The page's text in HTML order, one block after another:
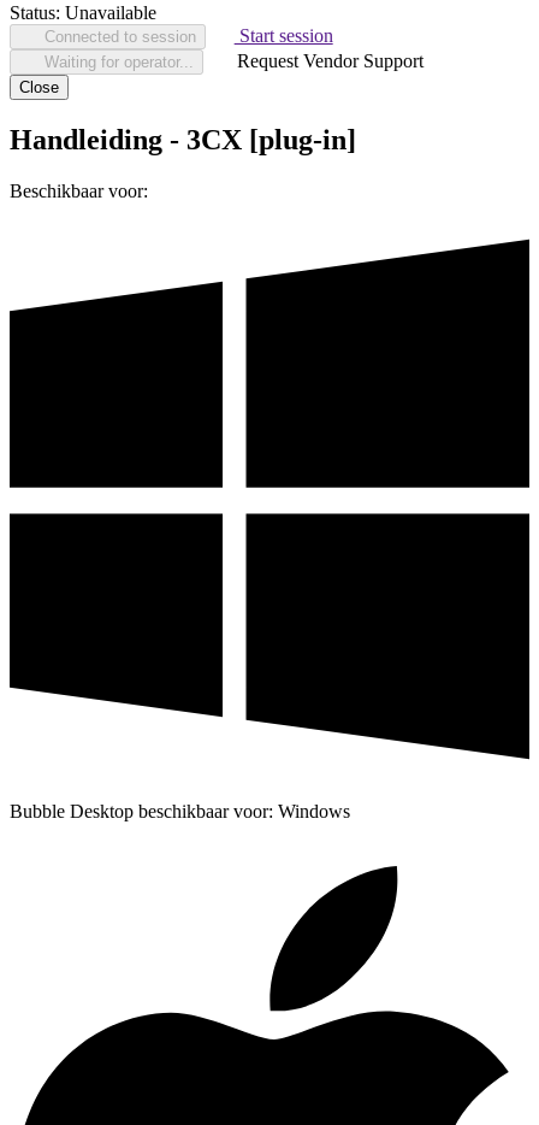
Status: Unavailable
Connected to session Start session
Waiting for operator... Request Vendor Support
Close
Handleiding - 3CX [plug-in]
Beschikbaar voor:
Bubble Desktop beschikbaar voor: Windows